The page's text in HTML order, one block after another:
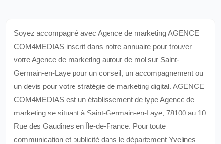
Soyez accompagné avec Agence de marketing AGENCE
COM4MEDIAS inscrit dans notre annuaire pour trouver
votre Agence de marketing autour de moi sur Saint-
Germain-en-Laye pour un conseil, un accompagnement ou
un devis pour votre stratégie de marketing digital. AGENCE
COM4MEDIAS est un établissement de type Agence de
marketing se situant à Saint-Germain-en-Laye, 78100 au 10
Rue des Gaudines en Île-de-France. Pour toute
communication et publicité dans le département Yvelines